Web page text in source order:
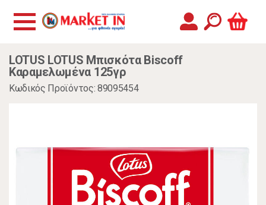
LOTUS LOTUS Μπισκότα Biscoff
Καραμελωμένα 125γρ
Κωδικός Προϊόντος: 89095454